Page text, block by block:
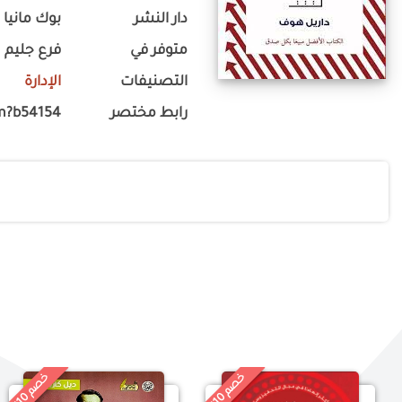
دار النشر بوك مانيا
متوفر في فرع جليم
التصنيفات الإدارة
رابط مختصر
خ
% خ
%